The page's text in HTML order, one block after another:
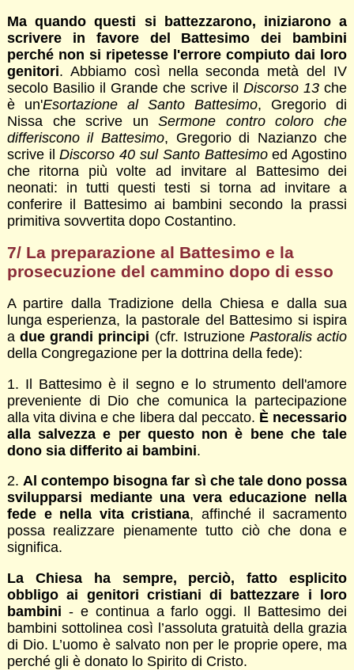
Ma quando questi si battezzarono, iniziarono a
scrivere in favore del Battesimo dei bambini
perché non si ripetesse l'errore compiuto dai loro
genitori. Abbiamo così nella seconda metà del IV
secolo Basilio il Grande che scrive ilDiscorso 13 che
è un'Esortazione al Santo Battesimo, Gregorio di
Nissa che scrive unSermone contro coloro che
differiscono il Battesimo, Gregorio di Nazianzo che
scrive ilDiscorso 40 sul Santo Battesimoed Agostino
che ritorna più volte ad invitare al Battesimo dei
neonati: in tutti questi testi si torna ad invitare a
conferire il Battesimo ai bambini secondo la prassi
primitiva sovvertita dopo Costantino.
7/ La preparazione al Battesimo e la
prosecuzione del cammino dopo di esso
A partire dalla Tradizione della Chiesa e dalla sua
lunga esperienza, la pastorale del Battesimo si ispira
adue grandi principi (cfr. Istruzione Pastoralis actio
della Congregazione per la dottrina della fede):
1. Il Battesimo è il segno e lo strumento dell'amore
preveniente di Dio che comunica la partecipazione
alla vita divina e che libera dal peccato. È necessario
alla salvezza e per questo non è bene che tale
dono sia differito ai bambini.
2.Al contempo bisogna far sì che tale dono possa
svilupparsi mediante una vera educazione nella
fede e nella vita cristiana, affinché il sacramento
possa realizzare pienamente tutto ciò che dona e
significa.
La Chiesa
ha sempre, perciò, fatto esplicito
obbligo ai genitori cristiani di battezzare i loro
bambini - e continua a farlo oggi. Il Battesimo dei
bambini sottolinea così l’assoluta gratuità della grazia
di Dio. L’uomo è salvato non per le proprie opere, ma
perché gli è donato lo Spirito di Cristo.